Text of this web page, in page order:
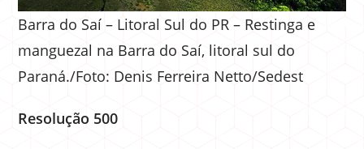
Barra do Saí – Litoral Sul do PR – Restinga e
manguezal na Barra do Saí, litoral sul do
Paraná./Foto: Denis Ferreira Netto/Sedest
Resolução 500